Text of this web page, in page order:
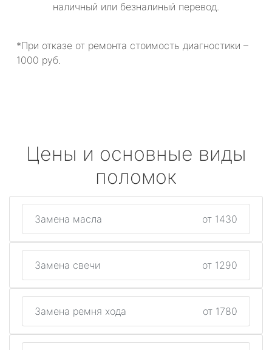
наличный или безналиный перевод.
*При отказе от ремонта стоимость диагностики –
1000 руб.
Цены и основные виды
поломок
Замена масла от 1430
Замена свечи от 1290
Замена ремня хода от 1780